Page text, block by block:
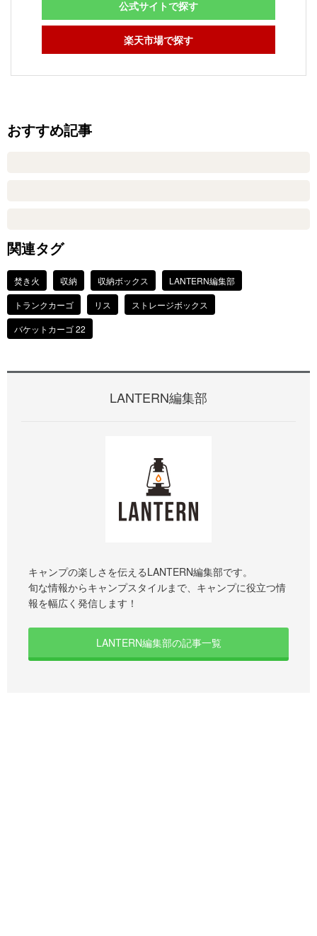
公式サイトで探す
楽天市場で探す
おすすめ記事
関連タグ
焚き火 収納 収納ボックス
LANTERN編集部
トランクカーゴ
リス
ストレージボックス
バケットカーゴ 22
LANTERN編集部
キャンプの楽しさを伝えるLANTERN編集部です。
旬な情報からキャンプスタイルまで、キャンプに役立つ情
報を幅広く発信します！
LANTERN編集部の記事一覧